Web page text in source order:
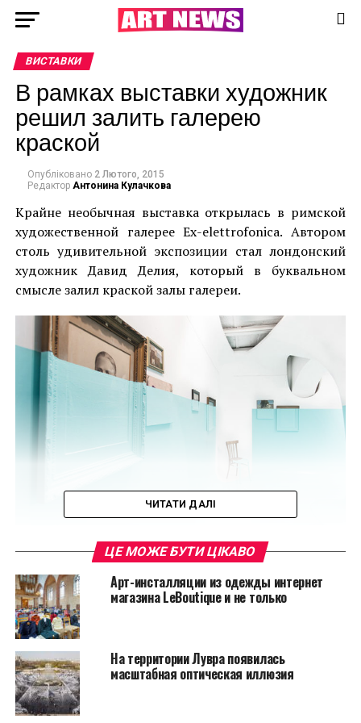
ВИСТАВКИ
В рамках выставки художник
решил залить галерею
краской
Опубліковано 2 Лютого, 2015
Редактор Антонина Кулачкова
Крайне необычная выставка открылась в римской
художественной галерее Ex-elettrofonica. Автором
столь удивительной экспозиции стал лондонский
художник Давид Делия, который в буквальном
смысле залил краской залы галереи.
ЧИТАТИ ДАЛІ
ЦЕ МОЖЕ БУТИ ЦІКАВО
Арт-инсталляции из одежды интернет
магазина LeBoutique и не только
На территории Лувра появилась
масштабная оптическая иллюзия